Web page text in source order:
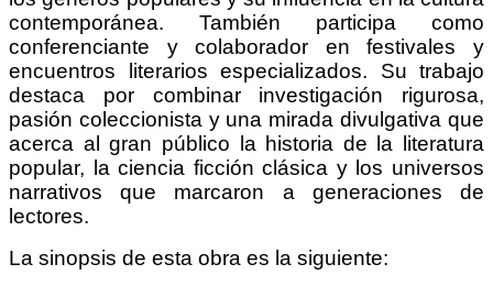
contemporánea. También participa como
conferenciante y colaborador en festivales y
encuentros literarios especializados. Su trabajo
destaca por combinar investigación rigurosa,
pasión coleccionista y una mirada divulgativa que
acerca al gran público la historia de la literatura
popular, la ciencia ficción clásica y los universos
narrativos que marcaron a generaciones de
lectores.
La sinopsis de esta obra es la siguiente: